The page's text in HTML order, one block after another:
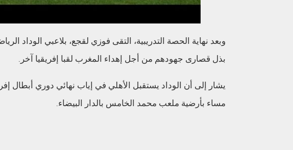
وبعد نهاية الحصة التدريبية، التقى فوزي لقجع، بلاعبي الوداد
بذل قصارى جهودهم من أجل إهداء المغرب لقبا إفريقيا آخر.
مساء بأرضية ملعب محمد الخامس بالدار البيضاء.